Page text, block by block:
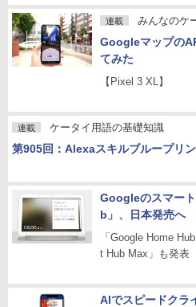
連載 みんなのケ
Googleマップの
てみた
【Pixel 3 XL】
連載 ケータイ用語の基礎知識
第905回：Alexaスキルブループリ
Googleのスマー
b」、日本発売へ
「Google Home
t Hub Max」も発表
AIでスピードクラ